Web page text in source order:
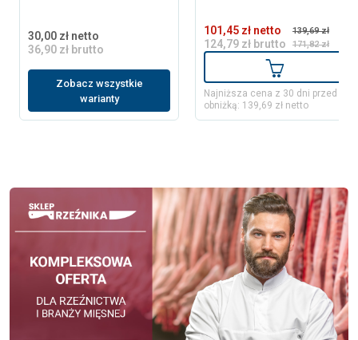
30,00 zł netto
36,90 zł brutto
Zobacz wszystkie
warianty
101,45 zł netto
124,79 zł brutto
139,69 zł
171,82 zł
Dodaj do
Najniższa cena z 30 dni przed
obniżką: 139,69 zł netto